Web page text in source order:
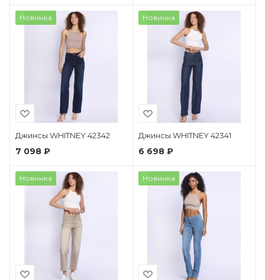
Новинка
Джинсы WHITNEY 42342
7 098 ₽
Новинка
Джинсы WHITNEY 42341
6 698 ₽
Новинка Новинка